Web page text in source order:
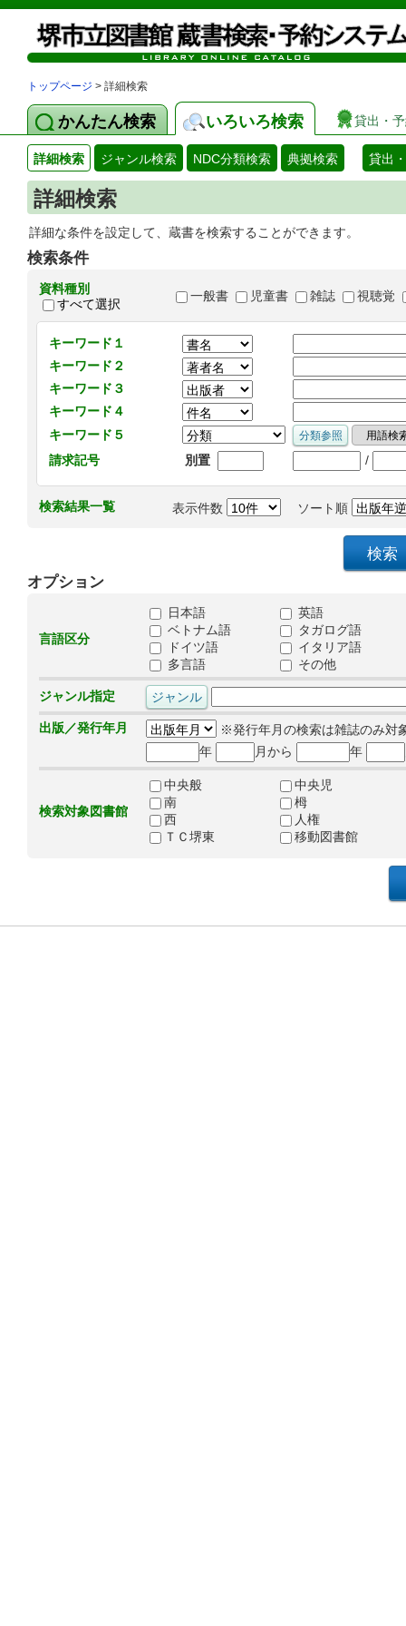
トップページ > 詳細検索
かんたん検索 いろいろ検索 貸出・
詳細検索 ジャンル検索 NDC分類検索 典拠検索 貸出
詳細検索
詳細な条件を設定して、蔵書を検索することができます。
検索条件
資料種別
すべて選択
一般書 児童書 雑誌 視聴覚
キーワード１
キーワード２
キーワード３
キーワード４
キーワード５
請求記号
別置 /
検索結果一覧 表示件数 ソート順
オプション
言語区分
日本語
英語
ベトナム語
タガログ語
ドイツ語
イタリア語
多言語
その他
ジャンル指定
出版／発行年月
※発行年月の検索は雑誌のみ対
年
月から 年
検索対象図書館
中央般
中央児
南
栂
西
人権
ＴＣ堺東
移動図書館